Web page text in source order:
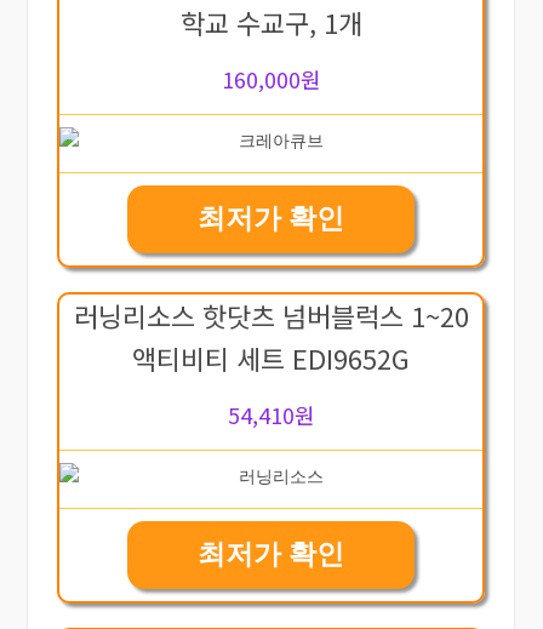
학교 수교구, 1개
160,000원
최저가 확인
러닝리소스 핫닷츠 넘버블럭스 1~20
액티비티 세트 EDI9652G
54,410원
최저가 확인